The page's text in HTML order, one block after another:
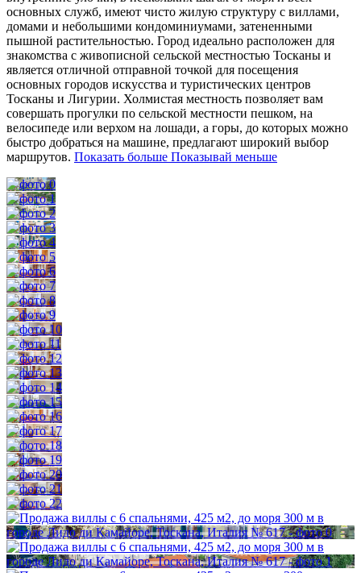
основных служб, имеют чисто жилую структуру с виллами,
домами и небольшими кондоминиумами, затененными
пышной растительностью. Город идеально расположен для
знакомства с живописной сельской местностью Тосканы и
является отличной отправной точкой для посещения
основных городов искусства и туристических центров
Тосканы и Лигурии. Холмистая местность позволяет вам
совершать прогулки по сельской местности пешком, на
велосипеде или верхом на лошади, а горы, до которых можно
быстро добраться на машине, предлагают широкий выбор
маршрутов. Показать больше Показывай меньше